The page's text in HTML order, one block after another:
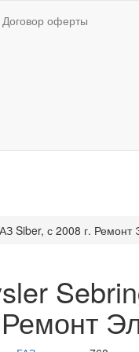
Договор оферты
Siber, с 2008 г. Ремонт